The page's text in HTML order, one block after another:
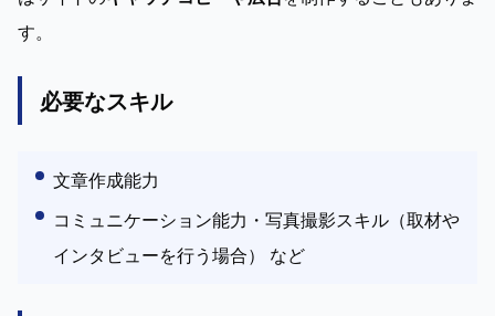
す。
必要なスキル
文章作成能力
コミュニケーション能力・写真撮影スキル（取材や
インタビューを行う場合） など